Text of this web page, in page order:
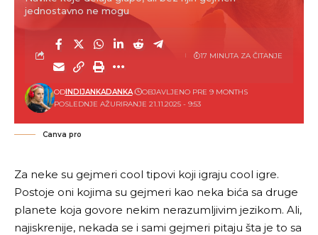
jednostavno ne mogu
POSLEDNJE AŽURIRANJE 21.11.2025 - 9:53
ODINDIJANKADANKA OBJAVLJENO PRE 9 MONTHS
17 MINUTA ZA ČITANJE
Canva pro
Za neke su gejmeri cool tipovi koji igraju cool igre.
Postoje oni kojima su gejmeri kao neka bića sa druge
planete koja govore nekim nerazumljivim jezikom. Ali,
najiskrenije, nekada se i sami gejmeri pitaju šta je to sa